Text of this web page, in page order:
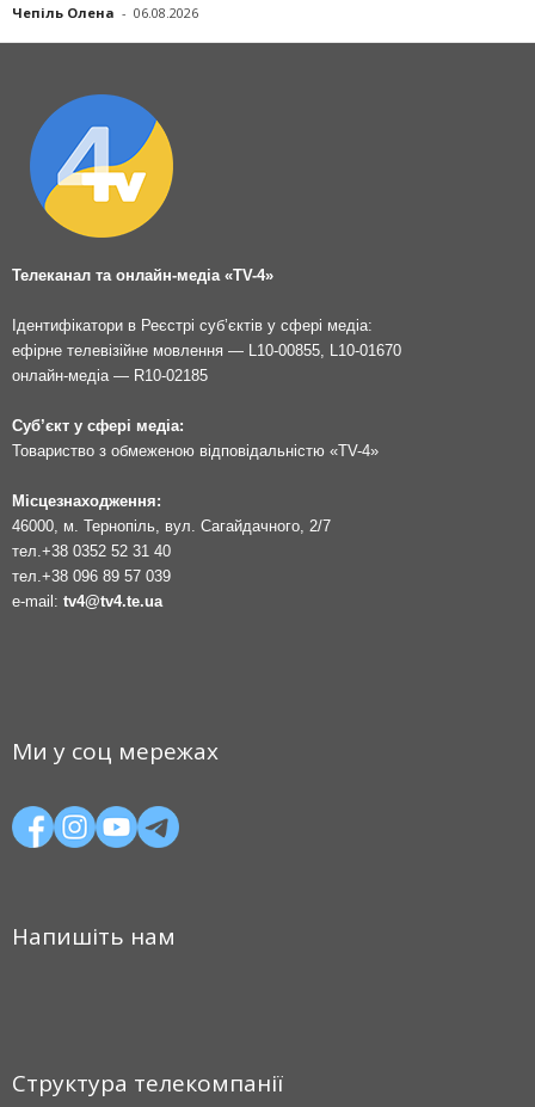
Чепіль Олена - 06.08.2026
Телеканал та онлайн-медіа «TV-4»
Ідентифікатори в Реєстрі суб’єктів у сфері медіа:
ефірне телевізійне мовлення — L10-00855, L10-01670
онлайн-медіа — R10-02185
Суб’єкт у сфері медіа:
Товариство з обмеженою відповідальністю «TV-4»
Місцезнаходження:
46000, м. Тернопіль, вул. Сагайдачного, 2/7
тел. +38 0352 52 31 40
тел. +38 096 89 57 039
e-mail: tv4@tv4.te.ua
Ми у соц мережах
Напишіть нам
Структура телекомпанії